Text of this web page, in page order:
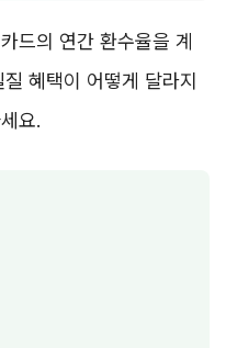
드의 연간 환수율을 계
혜택이 어떻게 달라지
요.